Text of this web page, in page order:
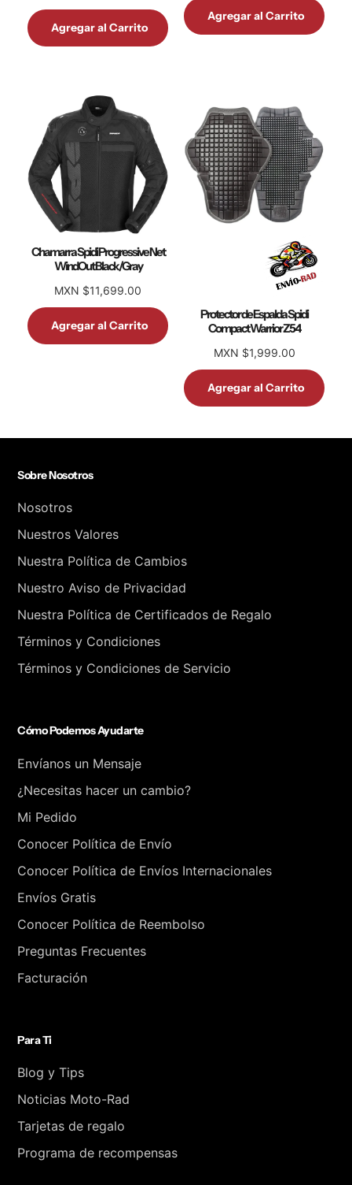
Agregar al Carrito
Agregar al Carrito
Chamarra Spidi Progressive Net
WindOut Black/Gray
MXN $11,699.00
Agregar al Carrito
Protector de Espalda Spidi
Compact Warrior Z54
MXN $1,999.00
Agregar al Carrito
Sobre Nosotros
Nosotros
Nuestros Valores
Nuestra Política de Cambios
Nuestro Aviso de Privacidad
Nuestra Política de Certificados de Regalo
Términos y Condiciones
Términos y Condiciones de Servicio
Cómo Podemos Ayudarte
Envíanos un Mensaje
¿Necesitas hacer un cambio?
Mi Pedido
Conocer Política de Envío
Conocer Política de Envíos Internacionales
Envíos Gratis
Conocer Política de Reembolso
Preguntas Frecuentes
Facturación
Para Ti
Blog y Tips
Noticias Moto-Rad
Tarjetas de regalo
Programa de recompensas